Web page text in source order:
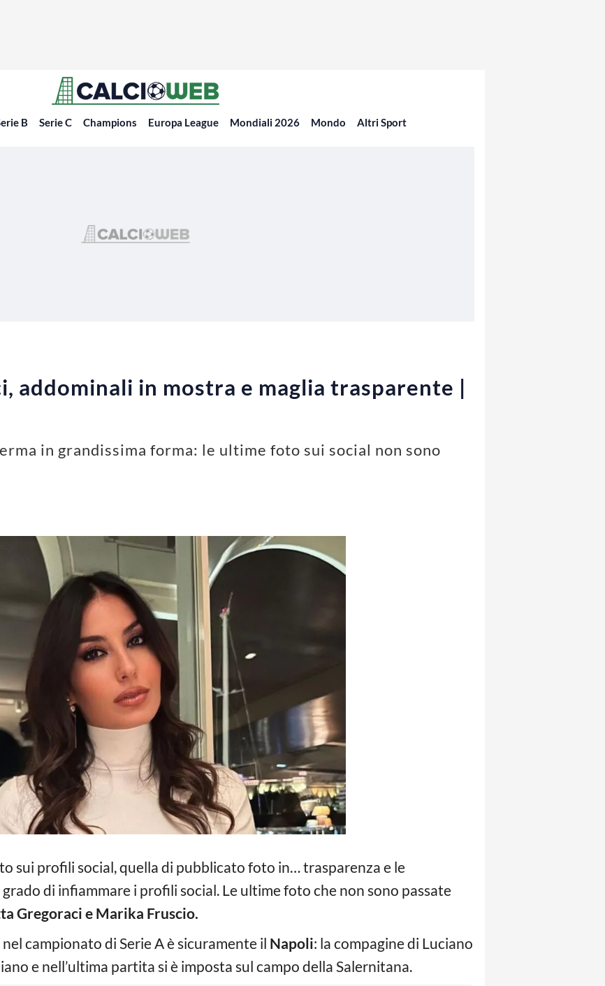
B Serie C Champions Europa League Mondiali 2026 Mondo Altri Sport
addominali in mostra e maglia trasparente |
in grandissima forma: le ultime foto sui social non sono
sui profili social, quella di pubblicato foto in… trasparenza e le
di infiammare i profili social. Le ultime foto che non sono passate
Gregoraci e Marika Fruscio.
campionato di Serie A è sicuramente il Napoli: la compagine di Luciano
e nell’ultima partita si è imposta sul campo della Salernitana.